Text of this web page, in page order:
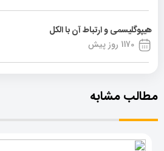
هیپوگلیسمی و ارتباط آن با الکل
1170 روز پیش
مطالب مشابه